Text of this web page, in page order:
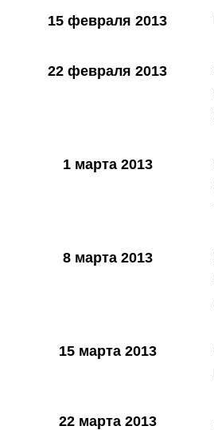
15 февраля 2013
22 февраля 2013
1 марта 2013
8 марта 2013
15 марта 2013
22 марта 2013